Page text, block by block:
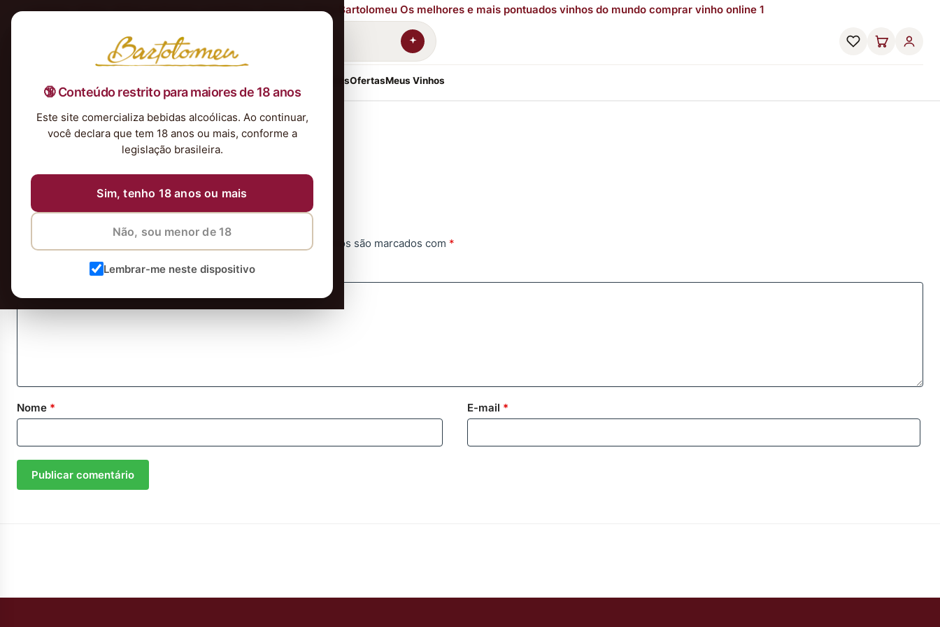
🔞 Conteúdo restrito para maiores de 18 anos
Este site comercializa bebidas alcoólicas. Ao continuar,
você declara que tem 18 anos ou mais, conforme a
legislação brasileira.
Sim, tenho 18 anos ou mais
Não, sou menor de 18
Lembrar-me neste dispositivo
Kits & PresentesOfertasMeus Vinhos
vinho
26 de julho de 2023
Deixe um comentário
O seu endereço de e-mail não será publicado. Campos obrigatórios são marcados com *
Nome * E-mail *